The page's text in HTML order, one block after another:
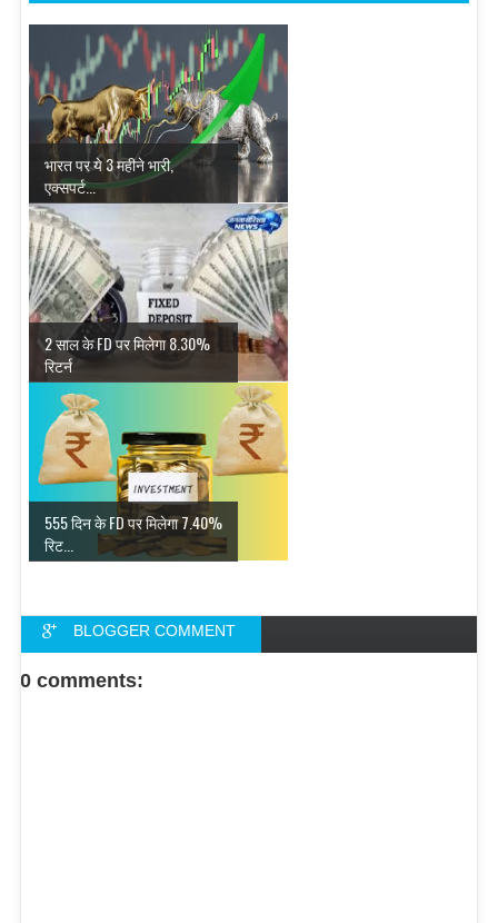
भारत पर ये 3 महीने भारी,
एक्‍सपर्ट...
2 साल के FD पर मिलेगा 8.30%
रिटर्न
555 दिन के FD पर मिलेगा 7.40%
रिट...
BLOGGER COMMENT
FACEBOOK COMMENT
0 comments: